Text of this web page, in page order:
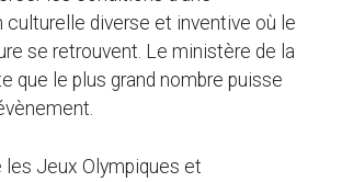
culturelle diverse et inventive où le
se retrouvent. Le ministère de la
que le plus grand nombre puisse
les Jeux Olympiques et